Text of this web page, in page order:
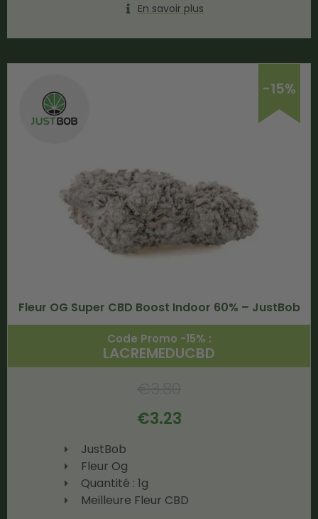
En savoir plus
-15%
Fleur OG Super CBD Boost Indoor 60% – JustBob
Code Promo -15% :
LACREMEDUCBD
€3.23
JustBob
Fleur Og
Quantité : 1g
Meilleure Fleur CBD